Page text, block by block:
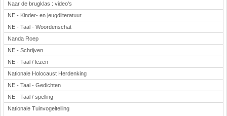
Naar de brugklas : video's
NE - Kinder- en jeugdliteratuur
NE - Taal - Woordenschat
Nanda Roep
NE - Schrijven
NE - Taal / lezen
Nationale Holocaust Herdenking
NE - Taal - Gedichten
NE - Taal / spelling
Nationale Tuinvogeltelling